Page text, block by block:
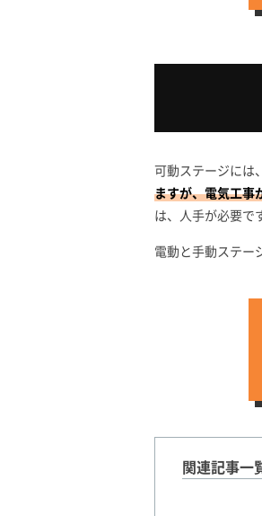
可動ステージには
ますが、電気工事
は、人手が必要で
電動と手動ステー
関連記事一